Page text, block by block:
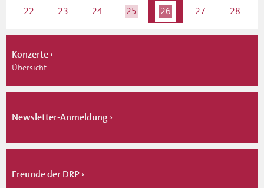
22
23 24 25 26 27 28
Konzerte
Übersicht
Newsletter-Anmeldung
Freunde der DRP